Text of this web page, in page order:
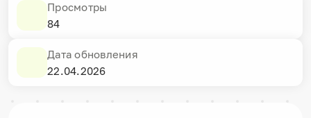
Просмотры
84
Дата обновления
22.04.2026